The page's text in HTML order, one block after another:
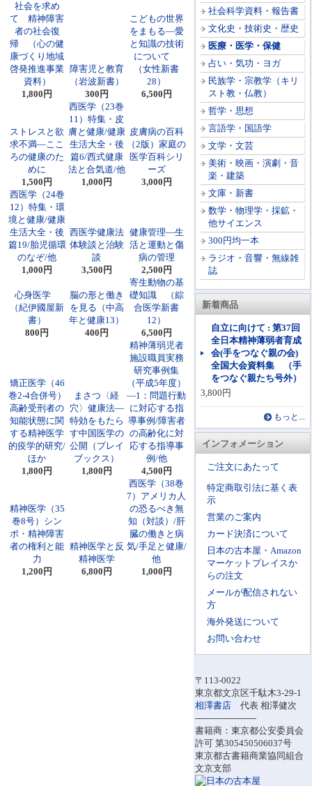
社会科学資料・報告書
文化史・技術史・歴史
医療・医学・保健
占い・気功・ヨガ
民族学・宗教学（キリ
スト教・仏教）
哲学・思想
言語学・国語学
文学・文芸
美術・映画・演劇・音
楽・建築
文庫・新書
数学・物理学・採鉱・
他サイエンス
300円均一本
ラジオ・音響・無線雑
誌
新着商品
自立に向けて : 第37回
全日本精神薄弱者育成
会(手をつなぐ親の会)
全国大会資料集 （手
をつなぐ親たち号外）
3,800円
もっと...
インフォメーション
ご注文にあたって
特定商取引法に基く表
示
営業のご案内
カード決済について
日本の古本屋・Amazon
マーケットプレイスか
らの注文
メールが配信されない
方
海外発送について
お問い合わせ
〒113-0022
東京都文京区千駄木3-29-1
相澤書店 代表 相澤健次
----------------------
書籍商：東京都公安委員会
許可 第305450506037号
東京都古書籍商業協同組合
文京支部
社会を求め
て 精神障害
者の社会復
帰 （心の健
康づくり地域
啓発推進事業
資料）
1,800円
障害児と教育
（岩波新書）
300円
こどもの世界
をまもる―愛
と知識の技術
について
（女性新書
28）
6,500円
ストレスと欲
求不満―ここ
ろの健康のた
めに
1,500円
西医学（23巻
11）特集・皮
膚と健康/健康
生活大全・後
篇6/西式健康
法と合気道/他
1,000円
皮膚病の百科
（2版）家庭の
医学百科シリ
ーズ
3,000円
西医学（24巻
12）特集・環
境と健康/健康
生活大全・後
篇19/胎児循環
のなぞ/他
1,000円
西医学健康法
体験談と治験
談
3,500円
健康管理―生
活と運動と傷
病の管理
2,500円
心身医学
（紀伊國屋新
書）
800円
脳の形と働き
を見る（中高
年と健康13）
400円
寄生動物の基
礎知識 （綜
合医学新書
12）
6,500円
矯正医学（46
巻2-4合併号）
高齢受刑者の
知能状態に関
する精神医学
的疫学的研究/
ほか
1,800円
まさつ〈経
穴〉健康法―
特効をもたら
す中国医学の
公開（プレイ
ブックス）
1,800円
精神薄弱児者
施設職員実務
研究事例集
（平成5年度）
―1：問題行動
に対応する指
導事例/障害者
の高齢化に対
応する指導事
例/他
4,500円
精神医学（35
巻8号）シン
ポ・精神障害
者の権利と能
力
1,200円
精神医学と反
精神医学
6,800円
西医学（38巻
7）アメリカ人
の恐るべき無
知（対談）/肝
臓の働きと病
気/手足と健康/
他
1,000円